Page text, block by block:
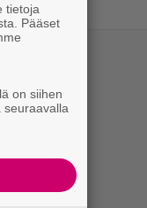
tietoja
Pääset
on siihen
seuraavalla